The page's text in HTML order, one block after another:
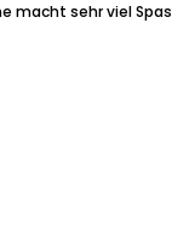
macht sehr viel